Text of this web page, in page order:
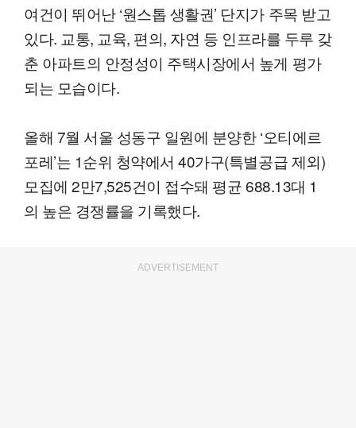
여건이 뛰어난 ‘원스톱 생활권’ 단지가 주목 받고
있다. 교통, 교육, 편의, 자연 등 인프라를 두루 갖
춘 아파트의 안정성이 주택시장에서 높게 평가
되는 모습이다.
올해 7월 서울 성동구 일원에 분양한 ‘오티에르
포레’는 1순위 청약에서 40가구(특별공급 제외)
모집에 2만7,525건이 접수돼 평균 688.13대 1
의 높은 경쟁률을 기록했다.
ADVERTISEMENT